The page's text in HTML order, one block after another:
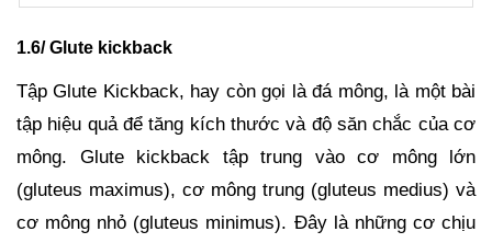
1.6/ Glute kickback
Tập Glute Kickback, hay còn gọi là đá mông, là một bài
tập hiệu quả để tăng kích thước và độ săn chắc của cơ
mông. Glute kickback tập trung vào cơ mông lớn
(gluteus maximus), cơ mông trung (gluteus medius) và
cơ mông nhỏ (gluteus minimus). Đây là những cơ chịu